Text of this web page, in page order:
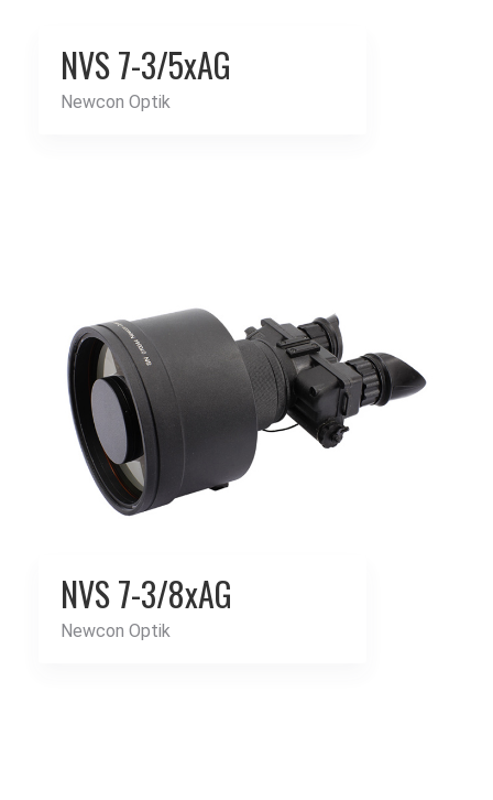
NVS 7-3/5xAG
Newcon Optik
NVS 7-3/8xAG
Newcon Optik